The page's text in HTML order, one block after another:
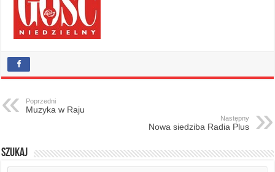
Poprzedni
Muzyka w Raju
Następny
Nowa siedziba Radia Plus
Szukaj